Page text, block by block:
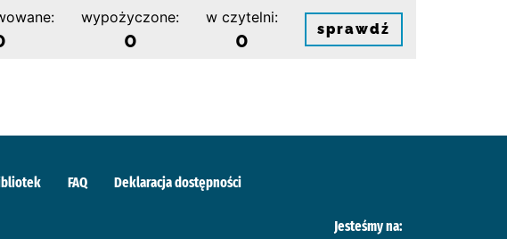
wypożyczone:
0
w czytelni:
0 sprawdź
FAQ Deklaracja dostępności
Jesteśmy na: